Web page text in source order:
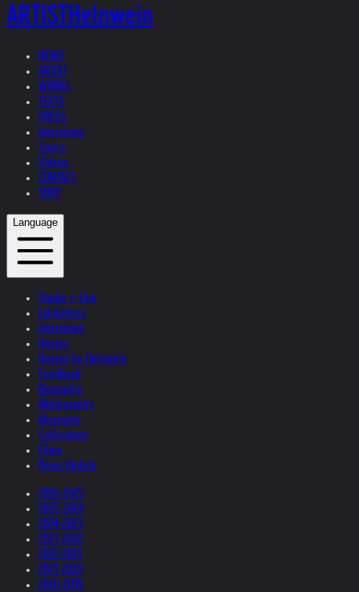
ARTISTHelnwein
NEWS
ARTIST
WORKS
TEXTS
PRESS
Interviews
Topics
Videos
CONTACT
SHOP
Language
Studio + Live
Exhibitions
Interviews
Quotes
Quotes by Helnwein
Feedback
Biography
Bibliography
Museums
Collections
Films
News Update
2026-2025
2025-2024
2024-2023
2023-2022
2022-2021
2021-2020
2020-2019